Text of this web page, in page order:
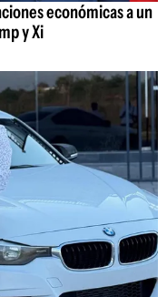
económicas a un
y Xi